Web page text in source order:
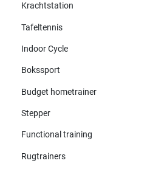
Krachtstation
Tafeltennis
Indoor Cycle
Bokssport
Budget hometrainer
Stepper
Functional training
Rugtrainers